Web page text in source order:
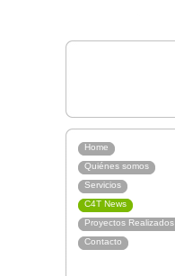
Home
Quiénes somos
Servicios
C4T News
Proyectos Realizados
Contacto